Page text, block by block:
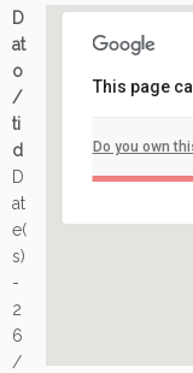
This page
Do you own
D
at
o
/
ti
d
D
at
e(
s)
-
2
6
/